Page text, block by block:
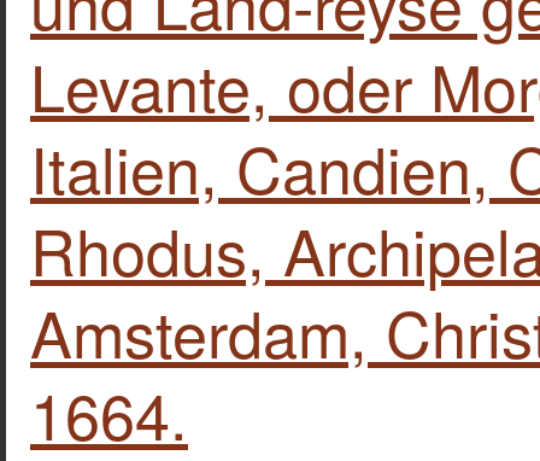
Levante, oder
Italien, Candien,
Rhodus,
Amsterdam,
1664.